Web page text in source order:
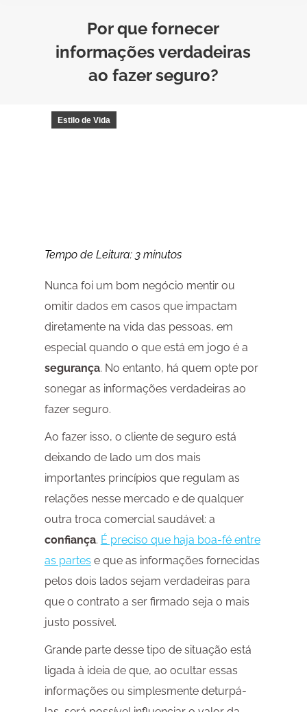
Por que fornecer
informações verdadeiras
ao fazer seguro?
Estilo de Vida
Tempo de Leitura: 3 minutos
Nunca foi um bom negócio mentir ou
omitir dados em casos que impactam
diretamente na vida das pessoas, em
especial quando o que está em jogo é a
segurança. No entanto, há quem opte por
sonegar as informações verdadeiras ao
fazer seguro.
Ao fazer isso, o cliente de seguro está
deixando de lado um dos mais
importantes princípios que regulam as
relações nesse mercado e de qualquer
outra troca comercial saudável: a
confiança. É preciso que haja boa-fé entre
as partes e que as informações fornecidas
pelos dois lados sejam verdadeiras para
que o contrato a ser firmado seja o mais
justo possível.
Grande parte desse tipo de situação está
ligada à ideia de que, ao ocultar essas
informações ou simplesmente deturpá-